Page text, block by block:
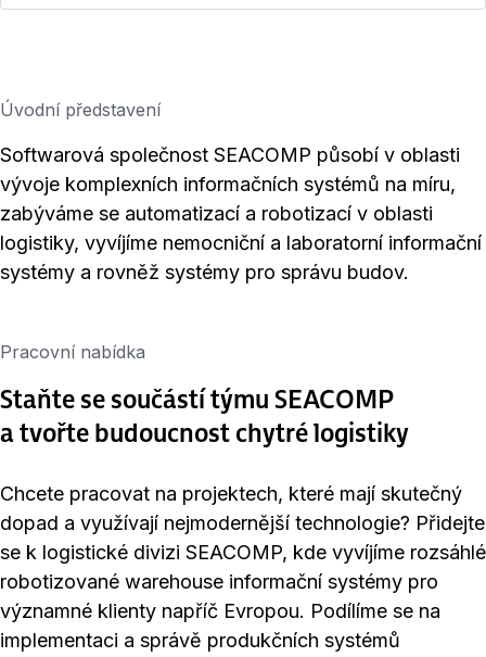
Úvodní představení
Softwarová společnost SEACOMP působí v oblasti
vývoje komplexních informačních systémů na míru,
zabýváme se automatizací a robotizací v oblasti
logistiky, vyvíjíme nemocniční a laboratorní informační
systémy a rovněž systémy pro správu budov.
Pracovní nabídka
Staňte se součástí týmu SEACOMP
a tvořte budoucnost chytré logistiky
Chcete pracovat na projektech, které mají skutečný
dopad a využívají nejmodernější technologie? Přidejte
se k logistické divizi SEACOMP, kde vyvíjíme rozsáhlé
robotizované warehouse informační systémy pro
významné klienty napříč Evropou. Podílíme se na
implementaci a správě produkčních systémů